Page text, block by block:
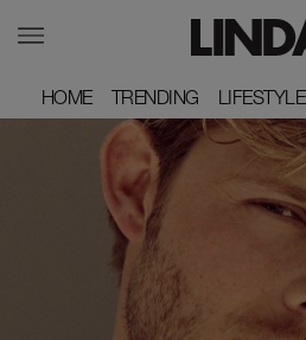
HOME
HOME TRENDING
TRENDING LIFESTYLE
LIFESTYLE